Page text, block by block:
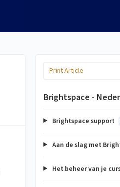
Print Article
Brightspace -
Brightspace support
Aan de slag met
Het beheer van je